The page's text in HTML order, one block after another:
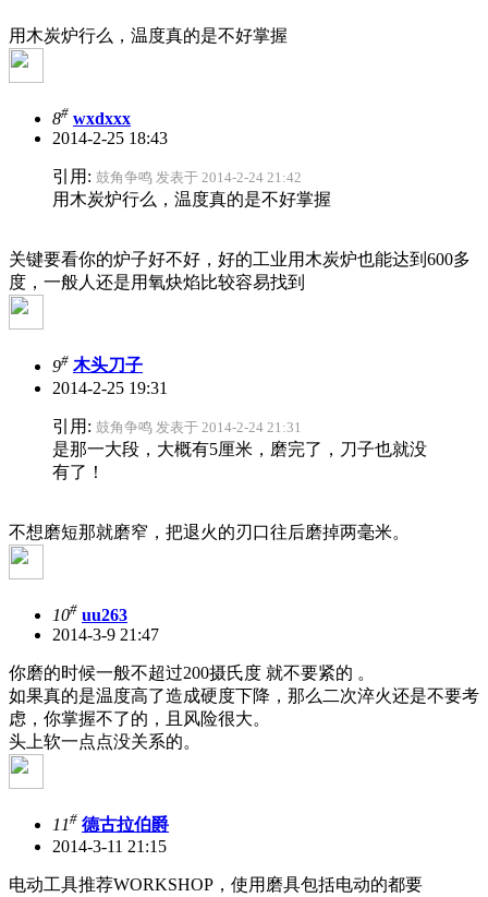
用木炭炉行么，温度真的是不好掌握
8# wxdxxx
2014-2-25 18:43
引用: 鼓角争鸣 发表于 2014-2-24 21:42
用木炭炉行么，温度真的是不好掌握
关键要看你的炉子好不好，好的工业用木炭炉也能达到600多
度，一般人还是用氧炔焰比较容易找到
9# 木头刀子
2014-2-25 19:31
引用: 鼓角争鸣 发表于 2014-2-24 21:31
是那一大段，大概有5厘米，磨完了，刀子也就没
有了！
不想磨短那就磨窄，把退火的刃口往后磨掉两毫米。
10# uu263
2014-3-9 21:47
你磨的时候一般不超过200摄氏度 就不要紧的 。
如果真的是温度高了造成硬度下降，那么二次淬火还是不要考
虑，你掌握不了的，且风险很大。
头上软一点点没关系的。
11# 德古拉伯爵
2014-3-11 21:15
电动工具推荐WORKSHOP，使用磨具包括电动的都要